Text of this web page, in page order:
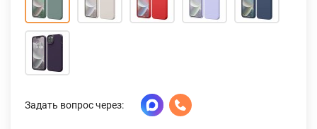
Задать вопрос через: